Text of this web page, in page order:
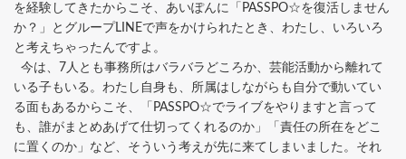
を経験してきたからこそ、あいぽんに「PASSPO☆を復活しません
か？」とグループLINEで声をかけられたとき、わたし、いろいろ
と考えちゃったんですよ。
今は、7人とも事務所はバラバラどころか、芸能活動から離れて
いる子もいる。わたし自身も、所属はしながらも自分で動いてい
る面もあるからこそ、「PASSPO☆でライブをやりますと言って
も、誰がまとめあげて仕切ってくれるのか」「責任の所在をどこ
に置くのか」など、そういう考えが先に来てしまいました。それ